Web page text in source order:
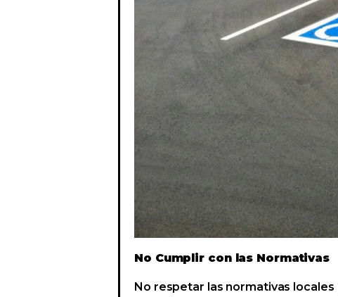
No Cumplir con las Normativas
No respetar las normativas locales